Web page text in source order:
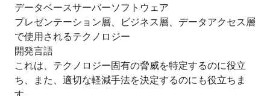
データベースサーバーソフトウェア
プレゼンテーション層、ビジネス層、データアクセス層
で使用されるテクノロジー
開発言語
これは、テクノロジー固有の脅威を特定するのに役立
ち、また、適切な軽減手法を決定するのにも役立ちま